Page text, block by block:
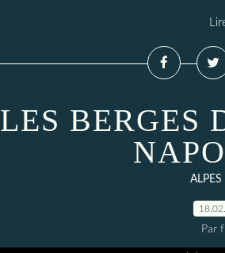
LES BERGES
Par